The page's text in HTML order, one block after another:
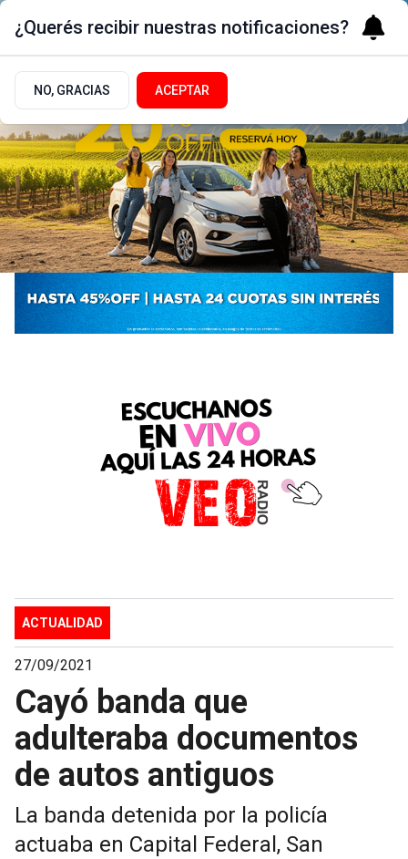
ACTUALIDAD
27/09/2021
Cayó banda que
adulteraba documentos
de autos antiguos
La banda detenida por la policía
actuaba en Capital Federal, San
¿Querés recibir nuestras notificaciones?
NO, GRACIAS ACEPTAR